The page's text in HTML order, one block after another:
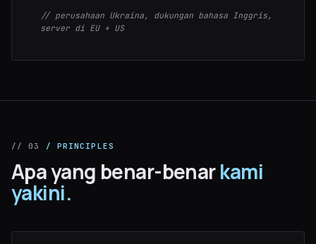
// perusahaan Ukraina, dukungan bahasa Inggris,
server di EU + US
// 03 / PRINCIPLES
Apa yang benar-benarkami
yakini.